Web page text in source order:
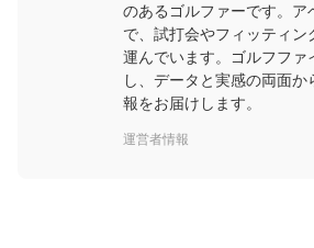
のあるゴルファーです。ア
で、試打会やフィッティン
運んでいます。ゴルフファ
し、データと実感の両面
報をお届けします。
運営者情報